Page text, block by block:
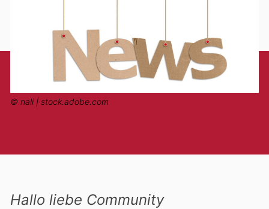
© nali | stock.adobe.com
Hallo liebe Community